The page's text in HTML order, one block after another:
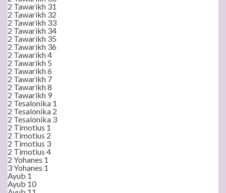
2 Tawarikh 31
2 Tawarikh 32
2 Tawarikh 33
2 Tawarikh 34
2 Tawarikh 35
2 Tawarikh 36
2 Tawarikh 4
2 Tawarikh 5
2 Tawarikh 6
2 Tawarikh 7
2 Tawarikh 8
2 Tawarikh 9
2 Tesalonika 1
2 Tesalonika 2
2 Tesalonika 3
2 Timotius 1
2 Timotius 2
2 Timotius 3
2 Timotius 4
2 Yohanes 1
3 Yohanes 1
Ayub 1
Ayub 10